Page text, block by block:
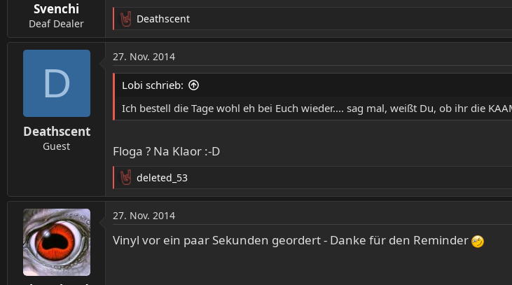
n
:
Svenchi
Deaf Dealer
R
e
a
k
t
o
n
n
:
Deathscent
D
Deathscent
Guest
27. Nov. 2014
Lobi schrieb:
Ich bestell die Tage wohl eh bei Euch wieder.... sag mal, weißt Du, ob ihr die
Floga ? Na Klaor :-D
R
e
a
k
t
deleted_53
27. Nov. 2014
Vinyl vor ein paar Sekunden geordert - Danke für den Reminder